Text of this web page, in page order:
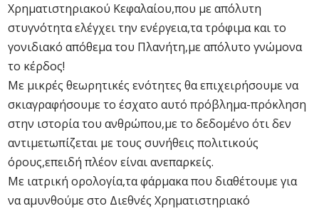
Χρηματιστηριακού Κεφαλαίου,που με απόλυτη
στυγνότητα ελέγχει την ενέργεια,τα τρόφιμα και το
γονιδιακό απόθεμα του Πλανήτη,με απόλυτο γνώμονα
το κέρδος!
Με μικρές θεωρητικές ενότητες θα επιχειρήσουμε να
σκιαγραφήσουμε το έσχατο αυτό πρόβλημα-πρόκληση
στην ιστορία του ανθρώπου,με το δεδομένο ότι δεν
αντιμετωπίζεται με τους συνήθεις πολιτικούς
όρους,επειδή πλέον είναι ανεπαρκείς.
Με ιατρική ορολογία,τα φάρμακα που διαθέτουμε για
να αμυνθούμε στο Διεθνές Χρηματιστηριακό